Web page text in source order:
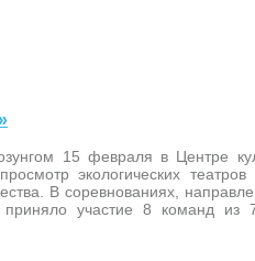
15 февраля в Центре
экологических
В соревнованиях,
участие 8 команд из